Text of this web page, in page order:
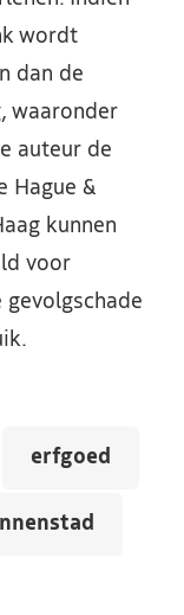
wordt
dan de
waaronder
auteur de
Hague &
kunnen
voor
gevolgschade
erfgoed